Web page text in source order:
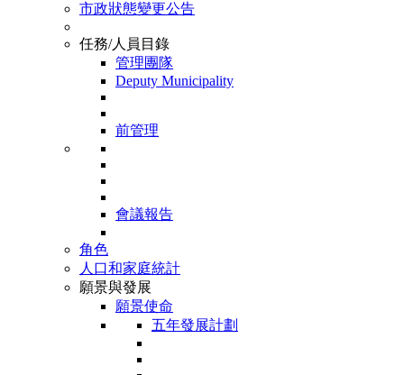
市政狀態變更公告
任務/人員目錄
管理團隊
Deputy Municipality
前管理
會議報告
角色
人口和家庭統計
願景與發展
願景使命
五年發展計劃